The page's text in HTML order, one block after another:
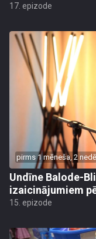
17. epizode
pirms 1 mēneša, 2
Undīne Balode-
izaicinājumiem
15. epizode